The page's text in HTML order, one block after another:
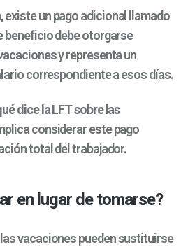
existe un pago adicional llamado
beneficio debe otorgarse
y representa un
correspondiente a esos días.
dice la LFT sobre las
considerar este pago
total del trabajador.
en lugar de tomarse?
vacaciones pueden sustituirse